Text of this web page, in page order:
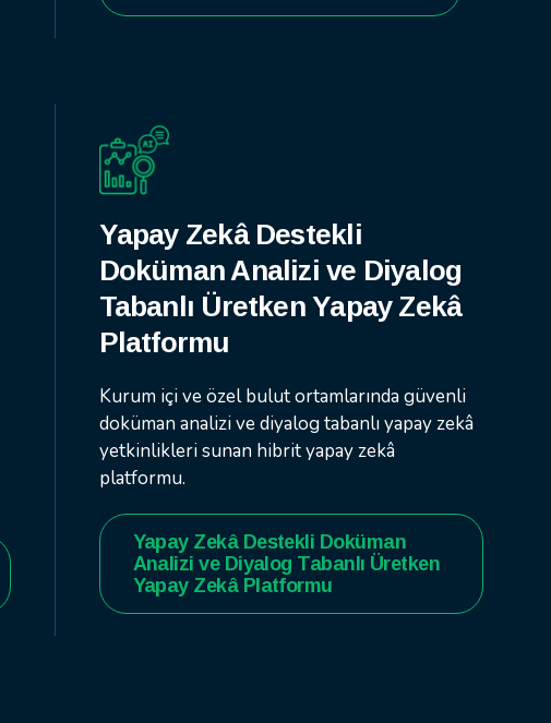
Yapay Zekâ Destekli
Doküman Analizi ve Diyalog
Tabanlı Üretken Yapay Zekâ
Platformu
Kurum içi ve özel bulut ortamlarında güvenli
doküman analizi ve diyalog tabanlı yapay zekâ
yetkinlikleri sunan hibrit yapay zekâ
platformu.
Yapay Zekâ Destekli Doküman
Analizi ve Diyalog Tabanlı Üretken
Yapay Zekâ Platformu